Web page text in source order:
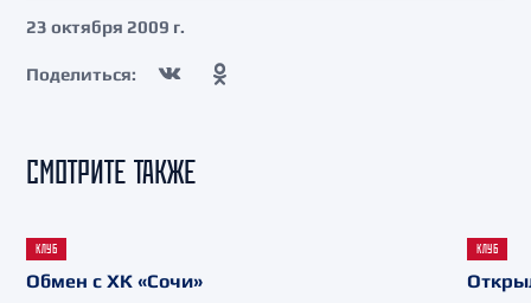
23 октября 2009 г.
Поделиться:
СМОТРИТЕ ТАКЖЕ
КЛУБ
Обмен с ХК «Сочи»
КЛУБ